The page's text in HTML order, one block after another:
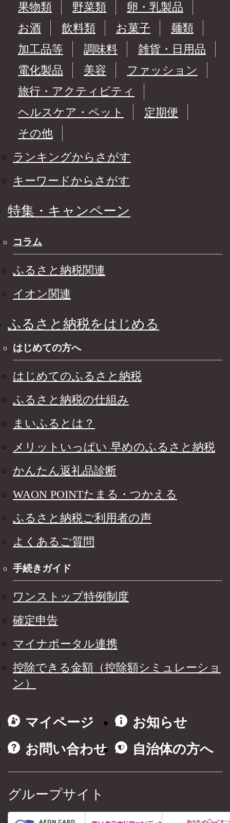
果物類
野菜類
卵・乳製品
お酒
飲料類 お菓子
麺類
加工品等
調味料
雑貨・日用品
電化製品
美容
ファッション
旅行・アクティビティ
ヘルスケア・ペット
定期便
その他
ランキングからさがす
キーワードからさがす
特集・キャンペーン
コラム
ふるさと納税関連
イオン関連
ふるさと納税をはじめる
はじめての方へ
はじめてのふるさと納税
ふるさと納税の仕組み
まいふるとは？
メリットいっぱい 早めのふるさと納税
かんたん返礼品診断
WAON POINTたまる・つかえる
ふるさと納税ご利用者の声
よくあるご質問
手続きガイド
ワンストップ特例制度
確定申告
マイナポータル連携
控除できる金額（控除額シミュレーショ
ン）
マイページ
お知らせ
お問い合わせ
自治体の方へ
グループサイト